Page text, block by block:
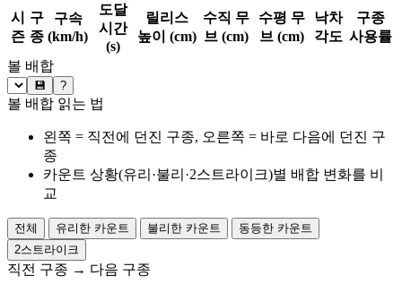
시
즌
구
종
구속
(km/h)
도달
시간
(s)
릴리스
높이 (cm)
수직 무
브 (cm)
수평 무
브 (cm)
낙차
각도
구종
사용률
볼 배합
💾 ?
볼 배합 읽는 법
왼쪽 = 직전에 던진 구종, 오른쪽 = 바로 다음에 던진 구
종
카운트 상황(유리·불리·2스트라이크)별 배합 변화를 비
교
전체 유리한 카운트 불리한 카운트
동등한 카운트
2스트라이크
직전 구종 → 다음 구종